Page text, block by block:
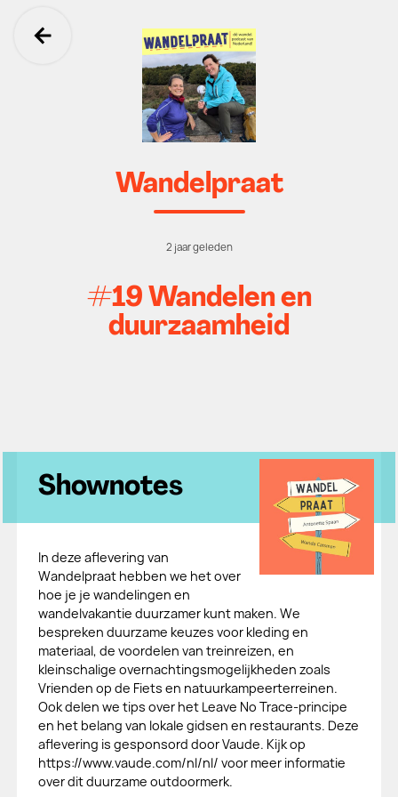
Ga terug
Wandelpraat
2 jaar geleden
#19 Wandelen en
duurzaamheid
Shownotes
In deze aflevering van
Wandelpraat hebben we het over
hoe je je wandelingen en
wandelvakantie duurzamer kunt maken. We
bespreken duurzame keuzes voor kleding en
materiaal, de voordelen van treinreizen, en
kleinschalige overnachtingsmogelijkheden zoals
Vrienden op de Fiets en natuurkampeerterreinen.
Ook delen we tips over het Leave No Trace-principe
en het belang van lokale gidsen en restaurants. Deze
aflevering is gesponsord door Vaude. Kijk op
https://www.vaude.com/nl/nl/ voor meer informatie
over dit duurzame outdoormerk.